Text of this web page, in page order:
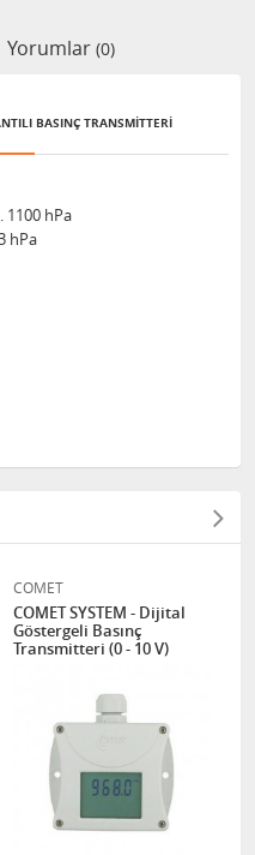
Yorumlar (0)
BASINÇ TRANSMITTERI
1100 hPa
hPa
COMET
COMET SYSTEM - Dijital
Göstergeli Basınç
Transmitteri (0 - 10 V)